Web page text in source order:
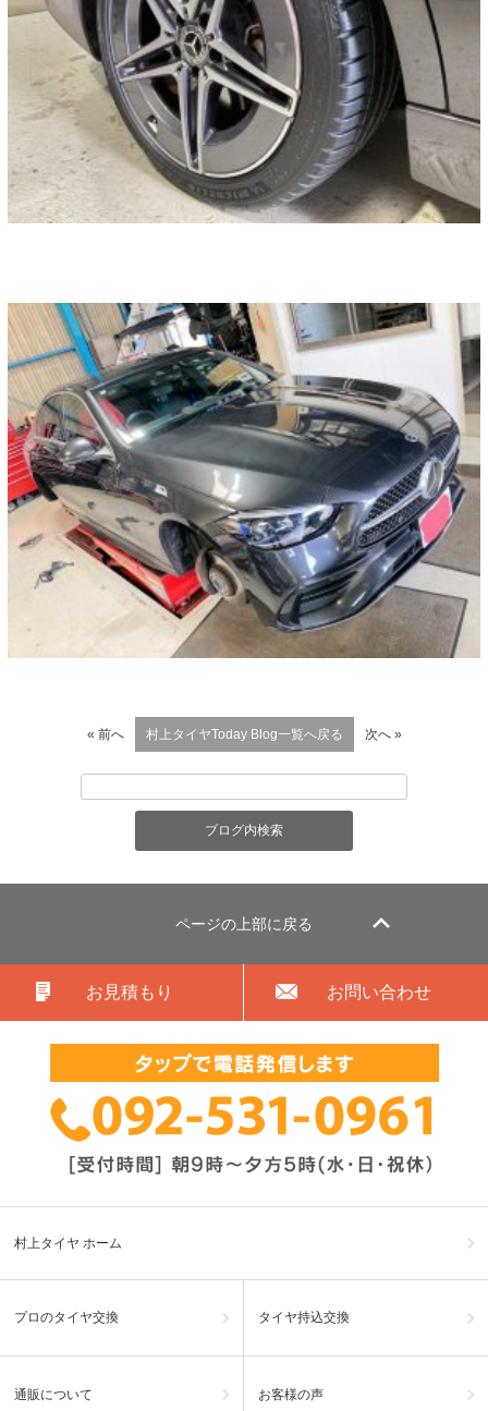
« 前へ 村上タイヤToday Blog一覧へ戻る 次へ »
ページの上部に戻る
お見積もり お問い合わせ
村上タイヤ ホーム
プロのタイヤ交換 タイヤ持込交換
通販について お客様の声